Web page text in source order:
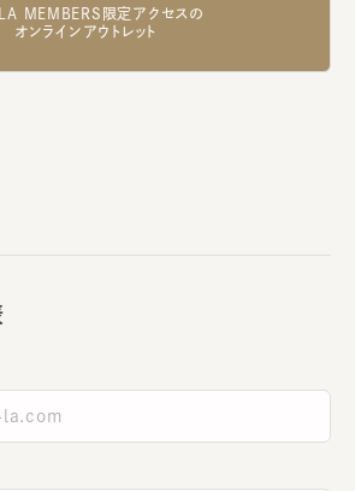
MEMBERS限定アクセスの
オンラインアウトレット